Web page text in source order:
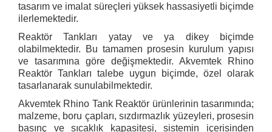
tasarım ve imalat süreçleri yüksek hassasiyetli biçimde
ilerlemektedir.
Reaktör Tankları yatay ve ya dikey biçimde
olabilmektedir. Bu tamamen prosesin kurulum yapısı
ve tasarımına göre değişmektedir. Akvemtek Rhino
Reaktör Tankları talebe uygun biçimde, özel olarak
tasarlanarak sunulabilmektedir.
Akvemtek Rhino Tank Reaktör ürünlerinin tasarımında;
malzeme, boru çapları, sızdırmazlık yüzeyleri, prosesin
basınç ve sıcaklık kapasitesi, sistemin içerisinden